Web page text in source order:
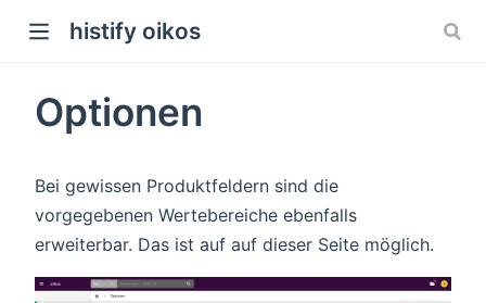
histify oikos
Optionen
Bei gewissen Produktfeldern sind die
vorgegebenen Wertebereiche ebenfalls
erweiterbar. Das ist auf auf dieser Seite möglich.